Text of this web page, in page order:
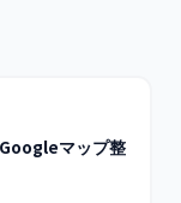
マップ整